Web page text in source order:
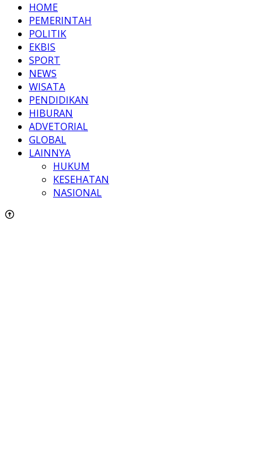
HOME
PEMERINTAH
POLITIK
EKBIS
SPORT
NEWS
WISATA
PENDIDIKAN
HIBURAN
ADVETORIAL
GLOBAL
LAINNYA
HUKUM
KESEHATAN
NASIONAL